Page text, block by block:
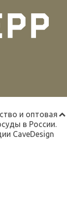
и оптовая
в России.
CaveDesign